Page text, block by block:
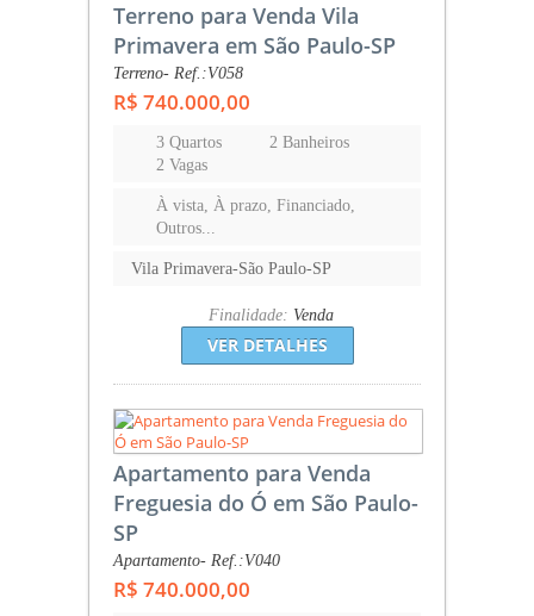
Terreno para Venda Vila
Primavera em São Paulo-SP
Terreno- Ref.:V058
R$ 740.000,00
3 Quartos
2 Banheiros
2 Vagas
À vista, À prazo, Financiado,
Outros...
Vila Primavera-São Paulo-SP
Finalidade: Venda
VER DETALHES
Apartamento para Venda
Freguesia do Ó em São Paulo-
SP
Apartamento- Ref.:V040
R$ 740.000,00